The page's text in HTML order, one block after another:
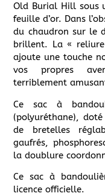
Old Burial Hill sous
feuille d’or. Dans
du chaudron sur le
brillent. La «
ajoute une touche
vos propres
terriblement
Ce sac à
(polyuréthane),
de bretelles
gaufrés,
la doublure
Ce sac à
licence officielle.